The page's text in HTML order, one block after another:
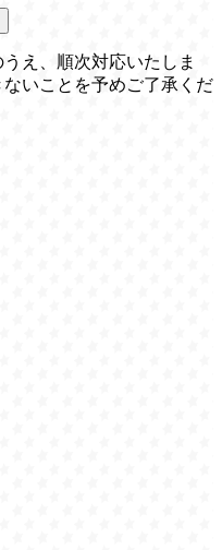
え、順次対応いたしま
いことを予めご了承くだ